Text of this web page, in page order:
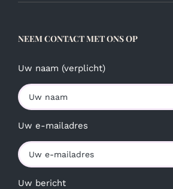
NEEM CONTACT MET ONS OP
Uw naam (verplicht)
Uw e-mailadres
Uw bericht